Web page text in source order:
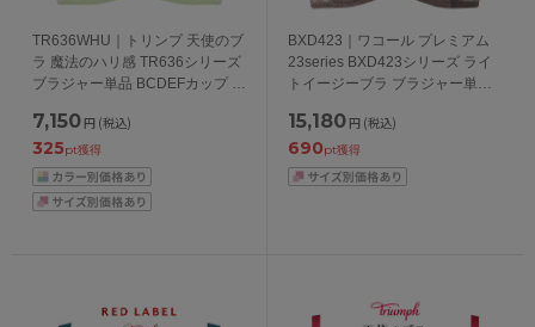
TR636WHU｜トリンプ 天使のブ
ラ 魔法のハリ感 TR636シリーズ
ブラジャー単品 BCDEFカップ ア
7,150 円 (税込)
325pt獲得
BXD423｜ワコール プレミアム
23series BXD423シリーズ ライ
トイージーブラ ブラジャー単品
15,180 円 (税込)
690pt獲得